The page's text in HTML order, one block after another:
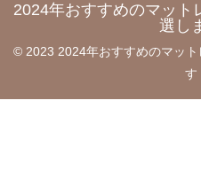
2024年おすすめのマット
選し
© 2023 2024年おすすめのマッ
す